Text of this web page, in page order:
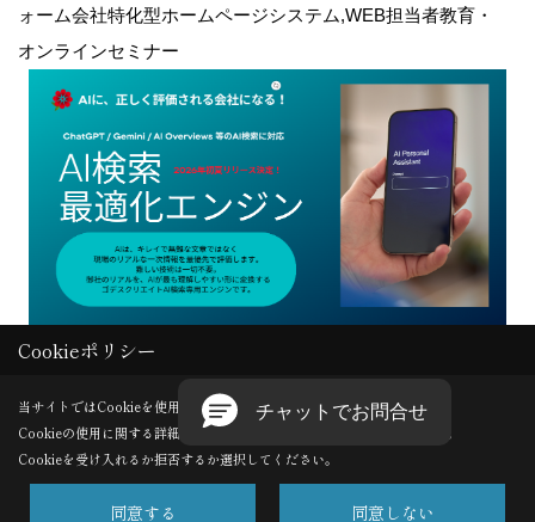
ォーム会社特化型ホームページシステム,WEB担当者教育・
オンラインセミナー
Copyright (c) GODDESS CREATE. All Rights Reserved.
Produced byゴデスクリエイト
Cookieポリシー
当サイトではCookieを使用します。
Cookieの使用に関する詳細は 「プライバシーポリシー
」をご覧ください。
Cookieを受け入れるか拒否するか選択してください。
同意する 同意しない